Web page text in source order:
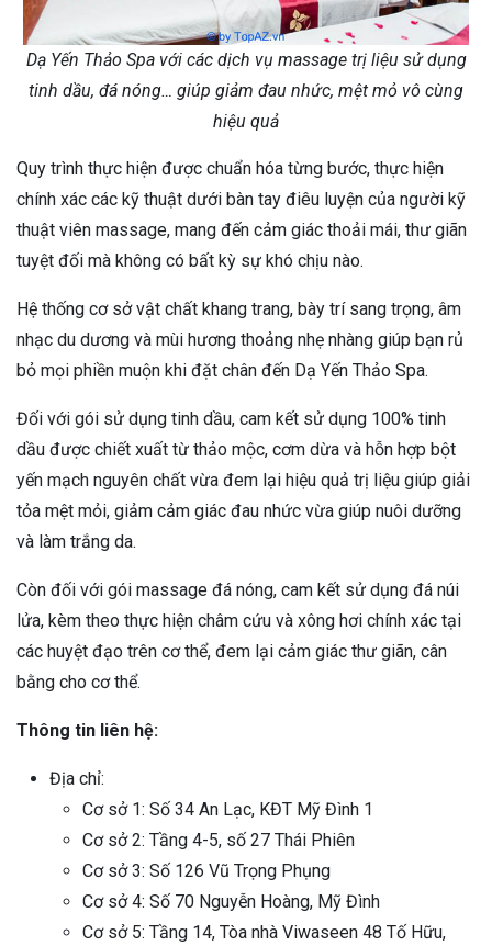
Dạ Yến Thảo Spa với các dịch vụ massage trị liệu sử dụng
tinh dầu, đá nóng… giúp giảm đau nhức, mệt mỏ vô cùng
hiệu quả
Quy trình thực hiện được chuẩn hóa từng bước, thực hiện
chính xác các kỹ thuật dưới bàn tay điêu luyện của người kỹ
thuật viên massage, mang đến cảm giác thoải mái, thư giãn
tuyệt đối mà không có bất kỳ sự khó chịu nào.
Hệ thống cơ sở vật chất khang trang, bày trí sang trọng, âm
nhạc du dương và mùi hương thoảng nhẹ nhàng giúp bạn rủ
bỏ mọi phiền muộn khi đặt chân đến Dạ Yến Thảo Spa.
Đối với gói sử dụng tinh dầu, cam kết sử dụng 100% tinh
dầu được chiết xuất từ thảo mộc, cơm dừa và hỗn hợp bột
yến mạch nguyên chất vừa đem lại hiệu quả trị liệu giúp giải
tỏa mệt mỏi, giảm cảm giác đau nhức vừa giúp nuôi dưỡng
và làm trắng da.
Còn đối với gói massage đá nóng, cam kết sử dụng đá núi
lửa, kèm theo thực hiện châm cứu và xông hơi chính xác tại
các huyệt đạo trên cơ thể, đem lại cảm giác thư giãn, cân
bằng cho cơ thể.
Thông tin liên hệ:
Địa chỉ:
Cơ sở 1: Số 34 An Lạc, KĐT Mỹ Đình 1
Cơ sở 2: Tầng 4-5, số 27 Thái Phiên
Cơ sở 3: Số 126 Vũ Trọng Phụng
Cơ sở 4: Số 70 Nguyễn Hoàng, Mỹ Đình
Cơ sở 5: Tầng 14, Tòa nhà Viwaseen 48 Tố Hữu,